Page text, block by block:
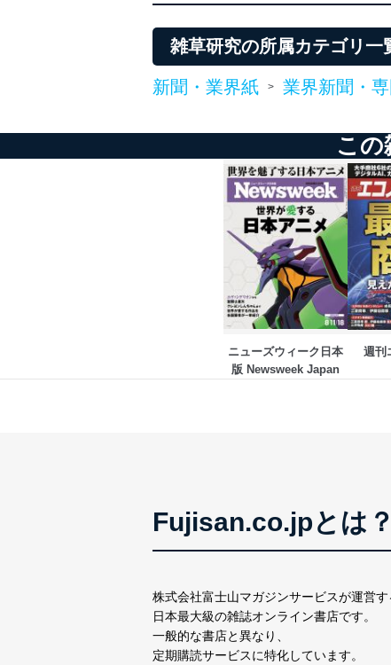
雑草研究の所属カテゴリ一
新聞・業界紙 > 業界新聞・
この
ニューズウィーク日本
版 Newsweek Japan
週刊
Fujisan.co.jpとは？
株式会社富士山マガジンサービスが運営す
日本最大級の雑誌オンライン書店です。
一般的な書店と異なり、
定期購読サービスに特化しています。